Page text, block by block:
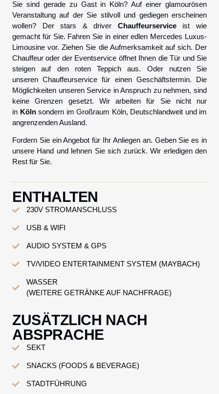
Sie sind gerade zu Gast in Köln? Auf einer glamourösen
Veranstaltung auf der Sie stilvoll und gediegen erscheinen
wollen? Der stars & driver Chauffeurserviceist wie
gemacht für Sie. Fahren Sie in einer edlen Mercedes Luxus-
Limousine vor. Ziehen Sie die Aufmerksamkeit auf sich. Der
Chauffeur oder der Eventservice öffnet Ihnen die Tür und Sie
steigen auf den roten Teppich aus. Oder nutzen Sie
unseren Chauffeurservice für einen Geschäftstermin. Die
Möglichkeiten unseren Service in Anspruch zu nehmen, sind
keine Grenzen gesetzt. Wir arbeiten für Sie nicht nur
in Kölnsondern im Großraum Köln, Deutschlandweit und im
angrenzenden Ausland.
Fordern Sie ein Angebot für Ihr Anliegen an. Geben Sie es in
unsere Hand und lehnen Sie sich zurück. Wir erledigen den
Rest für Sie.
ENTHALTEN
230V STROMANSCHLUSS
USB & WIFI
AUDIO SYSTEM & GPS
TV/VIDEO ENTERTAINMENT SYSTEM (MAYBACH)
WASSER
(WEITERE GETRÄNKE AUF NACHFRAGE)
ZUSÄTZLICH NACH
ABSPRACHE
SEKT
SNACKS (FOODS & BEVERAGE)
STADTFÜHRUNG